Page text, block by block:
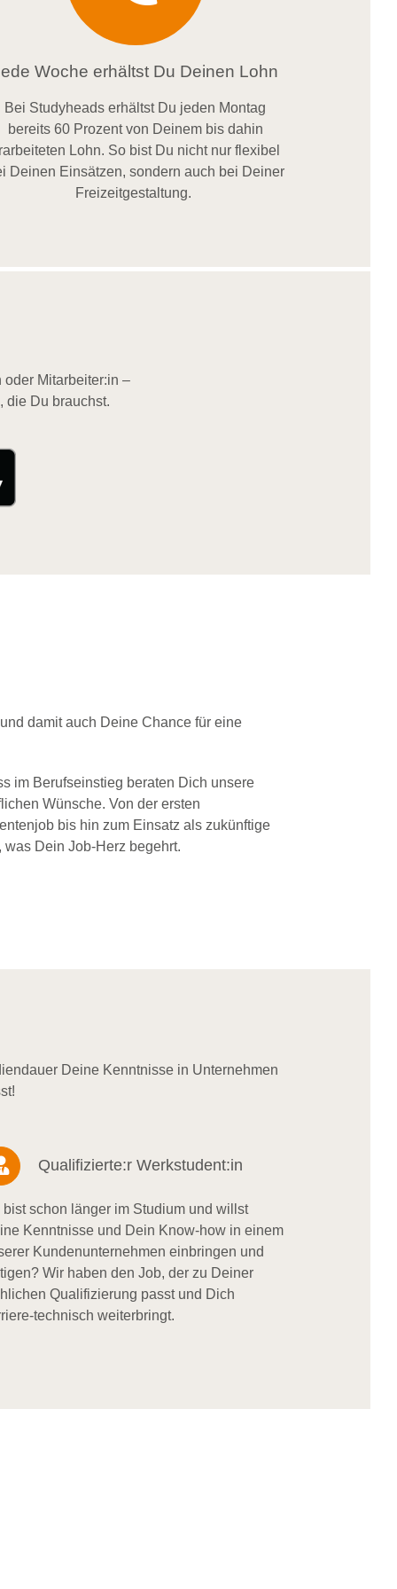
Woche erhältst Du Deinen Lohn
Bei Studyheads erhältst Du jeden Montag
bereits 60 Prozent von Deinem bis dahin
Lohn. So bist Du nicht nur flexibel
Deinen Einsätzen, sondern auch bei Deiner
Freizeitgestaltung.
Mitarbeiter:in –
die Du brauchst.
damit auch Deine Chance für eine
im Berufseinstieg beraten Dich unsere
Wünsche. Von der ersten
bis hin zum Einsatz als zukünftige
Dein Job-Herz begehrt.
Deine Kenntnisse in Unternehmen
Qualifizierte:r Werkstudent:in
bist schon länger im Studium und willst
Kenntnisse und Dein Know-how in einem
Kundenunternehmen einbringen und
Wir haben den Job, der zu Deiner
Qualifizierung passt und Dich
technisch weiterbringt.